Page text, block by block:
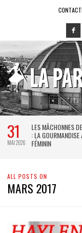
31
MAI 2026
LES MÂCHONNES
: LA GOURMANDISE
FÉMININ
ALL POSTS ON
MARS 2017